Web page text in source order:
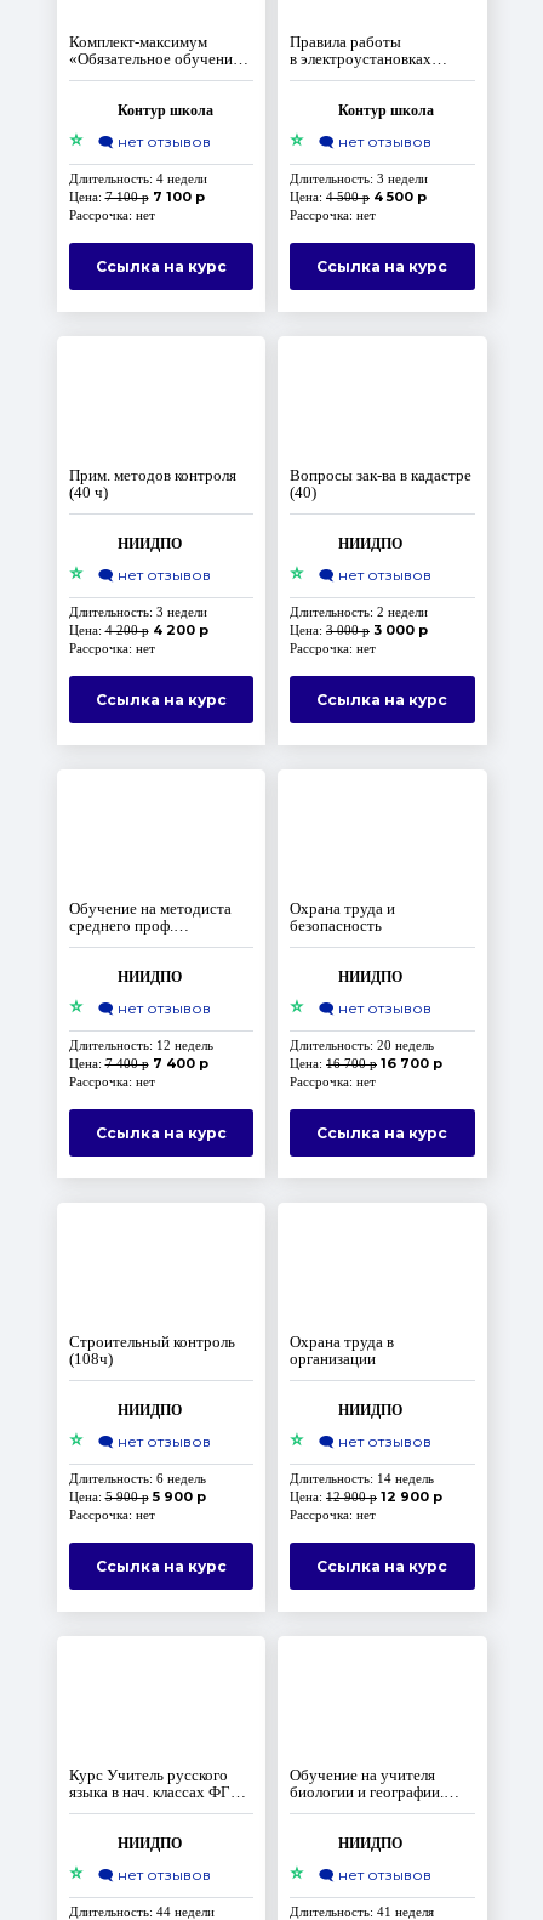
Комплект‑максимум
«Обязательное обучение
по охране труда
первой помощи
Контур школа
⭐ 🗨️ нет отзывов
Длительность: 4 недели
Цена:7 100 р 7 100 р
Рассрочка: нет
Ссылка на курс
Правила работы
в электроустановках
потребителей
Контур школа
⭐ 🗨️ нет отзывов
Длительность: 3 недели
Цена: 4 500 р 4 500 р
Рассрочка: нет
Ссылка на курс
Прим. методов контроля
(40 ч)
НИИДПО
⭐ 🗨️ нет отзывов
Длительность: 3 недели
Цена:4 200 р 4 200 р
Рассрочка: нет
Ссылка на курс
Вопросы зак-ва в кадастре
(40)
НИИДПО
⭐ 🗨️ нет отзывов
Длительность: 2 недели
Цена: 3 000 р 3 000 р
Рассрочка: нет
Ссылка на курс
Обучение на методиста
среднего проф.
образования
НИИДПО
⭐ 🗨️ нет отзывов
Длительность: 12 недель
Цена:7 400 р 7 400 р
Рассрочка: нет
Ссылка на курс
Охрана труда и
безопасность
НИИДПО
⭐ 🗨️ нет отзывов
Длительность: 20 недель
Цена: 16 700 р 16 700 р
Рассрочка: нет
Ссылка на курс
Строительный контроль
(108ч)
НИИДПО
⭐ 🗨️ нет отзывов
Длительность: 6 недель
Цена:5 900 р 5 900 р
Рассрочка: нет
Ссылка на курс
Охрана труда в
организации
НИИДПО
⭐ 🗨️ нет отзывов
Длительность: 14 недель
Цена: 12 900 р 12 900 р
Рассрочка: нет
Ссылка на курс
Курс Учитель русского
языка в нач. классах ФГОС
ООО
НИИДПО
⭐ 🗨️ нет отзывов
Длительность: 44 недели
Обучение на учителя
биологии и географии.
ФГОС
НИИДПО
⭐ 🗨️ нет отзывов
Длительность: 41 неделя